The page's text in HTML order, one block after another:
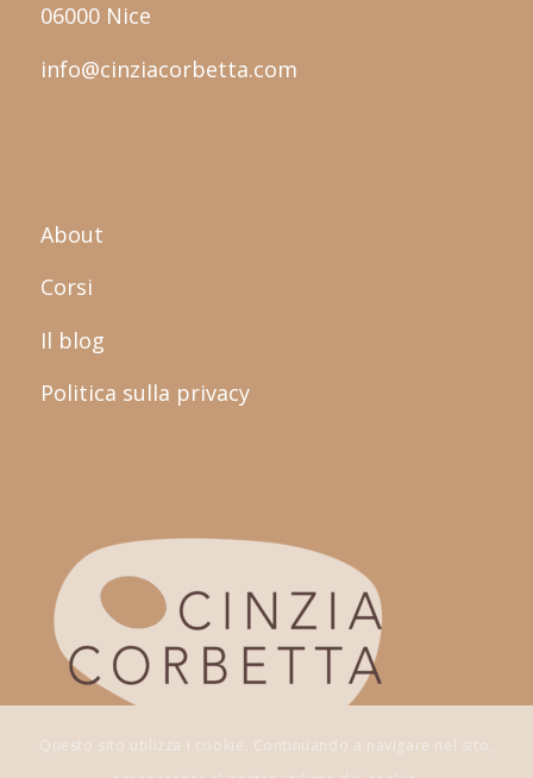
06000 Nice
info@cinziacorbetta.com
About
Corsi
Il blog
Politica sulla privacy
Questo sito utilizza i cookie. Continuando a navigare nel sito,